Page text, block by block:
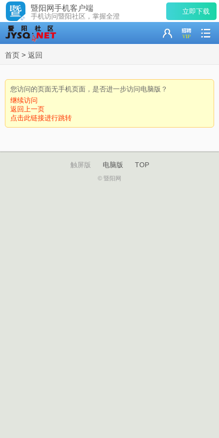
暨阳网手机客户端
手机访问暨阳社区，掌握全澄
立即下载
首页 > 返回
您访问的页面无手机页面，是否进一步访问电脑版？
继续访问
返回上一页
点击此链接进行跳转
触屏版 电脑版 TOP
© 暨阳网